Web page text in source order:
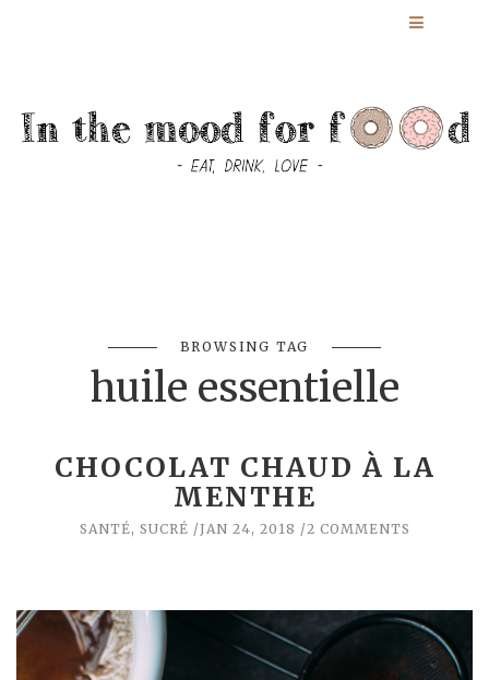
BROWSING TAG
huile essentielle
CHOCOLAT CHAUD À LA
MENTHE
SANTÉ, SUCRÉ JAN 24, 2018 2 COMMENTS